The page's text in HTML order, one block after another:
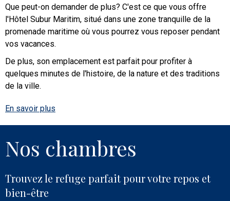
Que peut-on demander de plus? C'est ce que vous offre
l'Hôtel Subur Maritim, situé dans une zone tranquille de la
promenade maritime où vous pourrez vous reposer pendant
vos vacances.
De plus, son emplacement est parfait pour profiter à
quelques minutes de l'histoire, de la nature et des traditions
de la ville.
En savoir plus
Nos chambres
Trouvez le refuge parfait pour votre repos et
bien-être